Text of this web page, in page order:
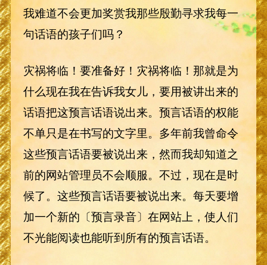
我难道不会更加奖赏我那些殷勤寻求我每一
句话语的孩子们吗？
灾祸将临！要准备好！灾祸将临！那就是为
什么现在我在告诉我女儿，要用被讲出来的
话语把这预言话语说出来。预言话语的权能
不单只是在书写的文字里。多年前我曾命令
这些预言话语要被说出来，然而我却知道之
前的网站管理员不会顺服。不过，现在是时
候了。这些预言话语要被说出来。每天要增
加一个新的〔预言录音〕在网站上，使人们
不光能阅读也能听到所有的预言话语。